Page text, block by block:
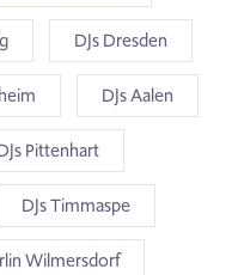
DJs Dresden
DJs Aalen
Pittenhart
DJs Timmaspe
Wilmersdorf